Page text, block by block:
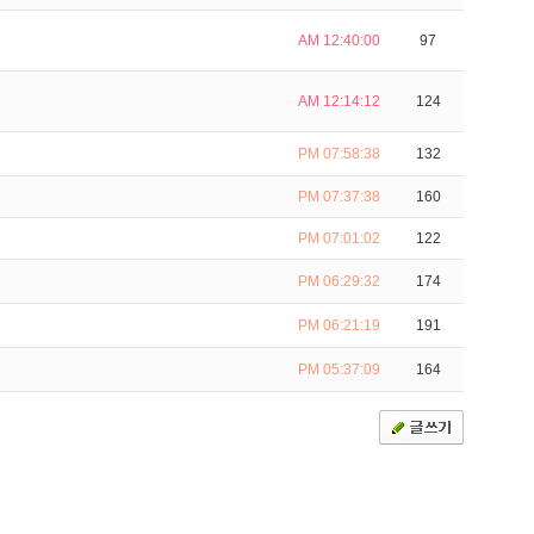
AM 12:40:00 97
AM 12:14:12 124
PM 07:58:38 132
PM 07:37:38 160
PM 07:01:02 122
PM 06:29:32 174
PM 06:21:19 191
PM 05:37:09 164